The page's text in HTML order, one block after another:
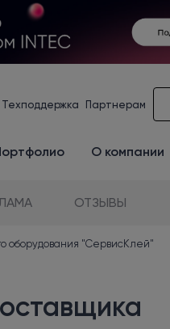
Техподдержка Партнерам
О компании
ОТЗЫВЫ
оборудования "СервисКлей"